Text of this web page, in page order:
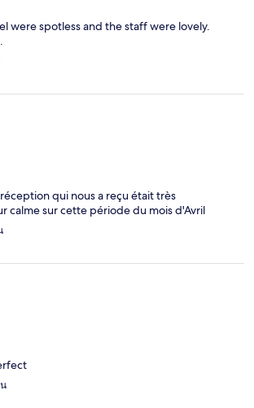
were spotless and the staff were lovely.
qui nous a reçu était très
calme sur cette période du mois d'Avril